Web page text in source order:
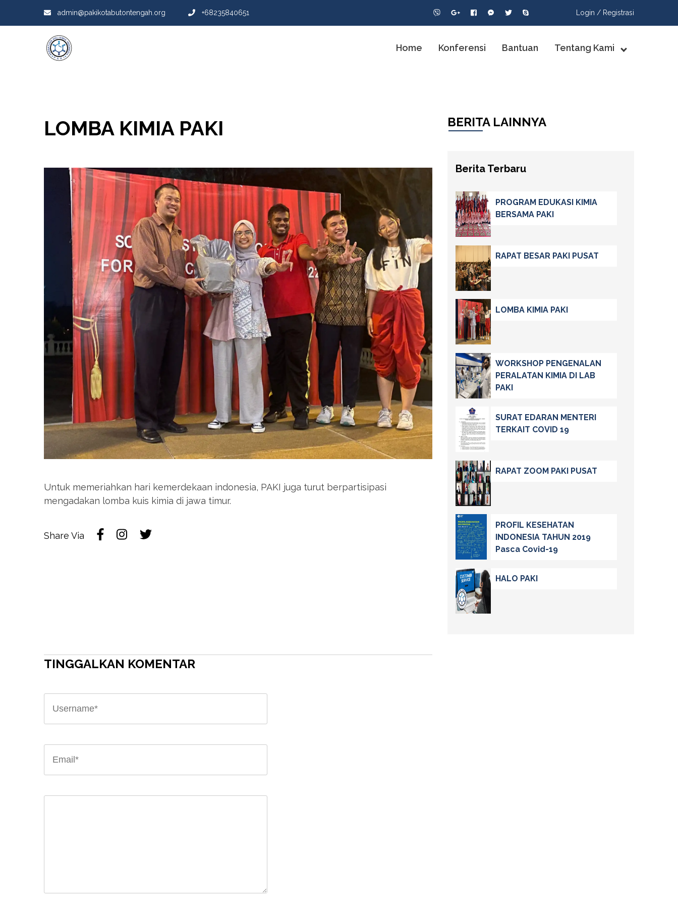
admin@pakikotabutontengah.org +68235840651 Login / Registrasi
Home Konferensi Bantuan Tentang Kami
LOMBA KIMIA PAKI
Untuk memeriahkan hari kemerdekaan indonesia, PAKI juga turut berpartisipasi
mengadakan lomba kuis kimia di jawa timur.
Share Via
BERITA LAINNYA
Berita Terbaru
PROGRAM EDUKASI KIMIA
BERSAMA PAKI
RAPAT BESAR PAKI PUSAT
LOMBA KIMIA PAKI
WORKSHOP PENGENALAN
PERALATAN KIMIA DI LAB
PAKI
SURAT EDARAN MENTERI
TERKAIT COVID 19
RAPAT ZOOM PAKI PUSAT
PROFIL KESEHATAN
INDONESIA TAHUN 2019
Pasca Covid-19
HALO PAKI
TINGGALKAN KOMENTAR